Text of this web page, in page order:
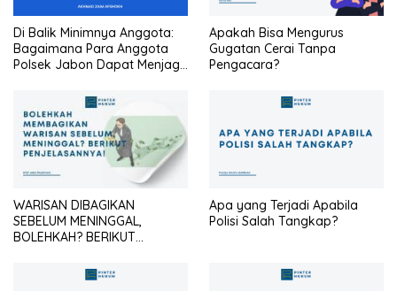
Di Balik Minimnya Anggota:
Bagaimana Para Anggota
Polsek Jabon Dapat Menjaga
Agar Tetap Profesional?
Apakah Bisa Mengurus
Gugatan Cerai Tanpa
Pengacara?
WARISAN DIBAGIKAN
SEBELUM MENINGGAL,
BOLEHKAH? BERIKUT
Apa yang Terjadi Apabila
Polisi Salah Tangkap?